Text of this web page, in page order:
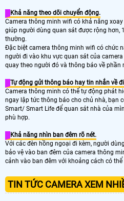
Khả năng theo dõi chuyển động.
Camera thông minh wifi có khả năng
giúp người dùng quan sát được rộng hơn,
thường.
Đặc biệt camera thông minh wifi có chức
người đi vào khu vực quan sát của
quay theo người đó và thông báo về phần
Tự động gửi thông báo hay tin nhắn về
Camera thông minh có thể tự động phát
ngay lập tức thông báo cho chủ nhà, bạn
Smart/ Smart Life để quan sát nhà của
phù hợp.
Khả năng nhìn ban đêm rõ nét.
Với các đèn hồng ngoại đi kèm, người
bảo vệ vào ban đêm của camera thông
cảnh vào ban đêm với khoảng cách có thể
TIN TỨC CAMERA XEM